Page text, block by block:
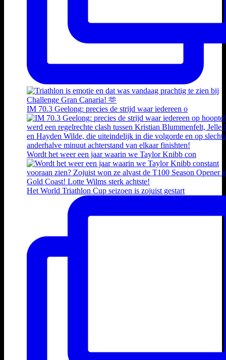
IM 70.3 Geelong: precies de strijd waar iedereen o
Wordt het weer een jaar waarin we Taylor Knibb con
Het World Triathlon Cup seizoen is zojuist gestart